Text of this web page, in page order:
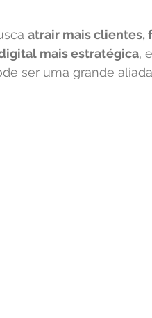
atrair mais clientes,
mais estratégica,
ser uma grande